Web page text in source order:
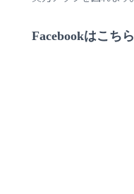
Facebookはこちら